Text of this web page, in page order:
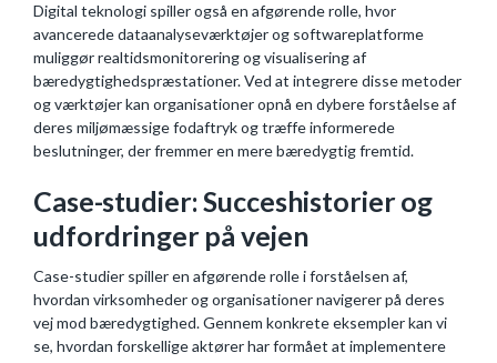
Digital teknologi spiller også en afgørende rolle, hvor
avancerede dataanalyseværktøjer og softwareplatforme
muliggør realtidsmonitorering og visualisering af
bæredygtighedspræstationer. Ved at integrere disse metoder
og værktøjer kan organisationer opnå en dybere forståelse af
deres miljømæssige fodaftryk og træffe informerede
beslutninger, der fremmer en mere bæredygtig fremtid.
Case-studier: Succeshistorier og
udfordringer på vejen
Case-studier spiller en afgørende rolle i forståelsen af,
hvordan virksomheder og organisationer navigerer på deres
vej mod bæredygtighed. Gennem konkrete eksempler kan vi
se, hvordan forskellige aktører har formået at implementere